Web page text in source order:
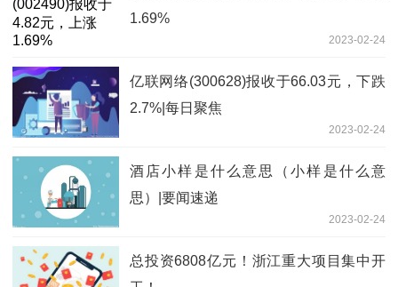
1.69%
2023-02-24
亿联网络(300628)报收于66.03元，下跌
2.7%|每日聚焦
2023-02-24
酒店小样是什么意思（小样是什么意
思）|要闻速递
2023-02-24
总投资6808亿元！浙江重大项目集中开